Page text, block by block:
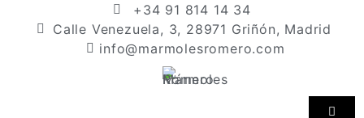
+34 91 814 14 34
Calle Venezuela, 3, 28971 Griñón, Madrid
info@marmolesromero.com